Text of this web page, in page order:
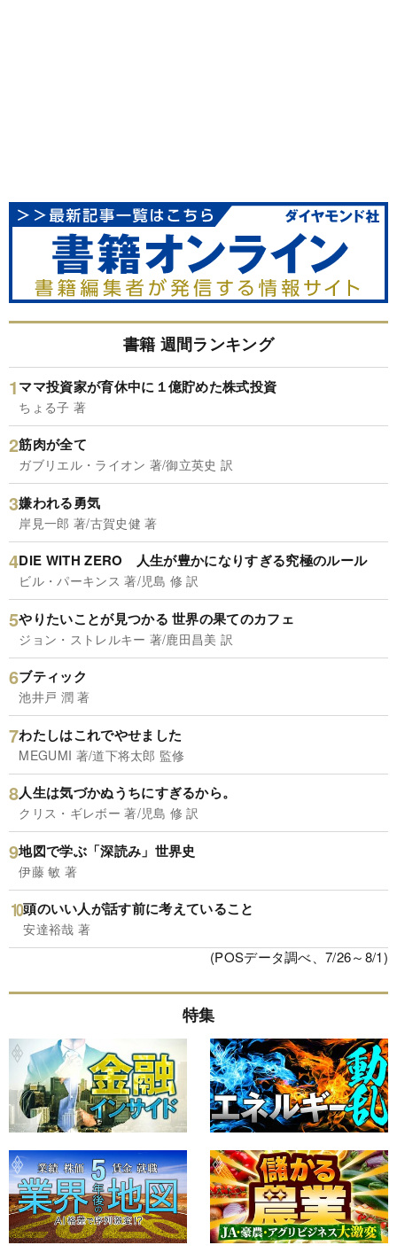
書籍 週間ランキング
ママ投資家が育休中に１億貯めた株式投資
ちょる子 著
筋肉が全て
ガブリエル・ライオン 著/御立英史 訳
嫌われる勇気
岸見一郎 著/古賀史健 著
DIE WITH ZERO 人生が豊かになりすぎる究極のルール
ビル・パーキンス 著/児島 修 訳
やりたいことが見つかる 世界の果てのカフェ
ジョン・ストレルキー 著/鹿田昌美 訳
ブティック
池井戸 潤 著
わたしはこれでやせました
MEGUMI 著/道下将太郎 監修
人生は気づかぬうちにすぎるから。
クリス・ギレボー 著/児島 修 訳
地図で学ぶ「深読み」世界史
伊藤 敏 著
頭のいい人が話す前に考えていること
安達裕哉 著
(POSデータ調べ、7/26～8/1)
特集